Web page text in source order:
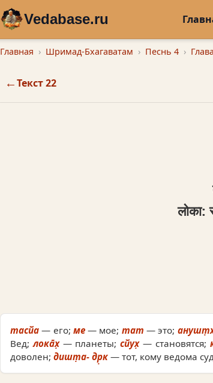
Vedabase.ru
Главная Шримад-Бхагаватам Песнь 4
←Текст 22
लोका:
тасйа — его; ме— мое; тат — это;
Вед;лока̄х̣— планеты;сйух̣— становятся;
доволен; дишт̣а- др̣к — тот, кому ведома